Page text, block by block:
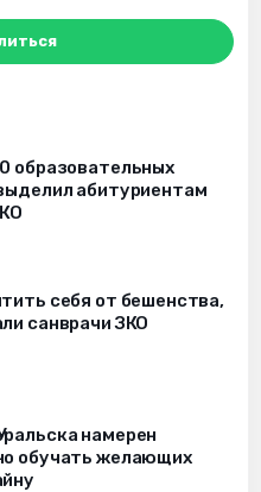
образовательных
абитуриентам
себя от бешенства,
санврачи ЗКО
намерен
обучать желающих